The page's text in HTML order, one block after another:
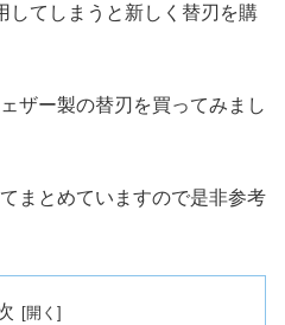
してしまうと新しく替刃を購
ザー製の替刃を買ってみまし
まとめていますので是非参考